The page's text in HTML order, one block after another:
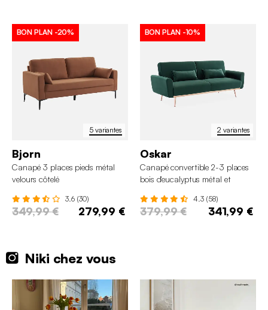
5 variantes
BON PLAN -20%
Bjorn
Canapé 3 places pieds métal
velours côtelé
3.6 (30)
349,99 € 279,99 €
2 variantes
BON PLAN -10%
Oskar
Canapé convertible 2-3 places
bois d'eucalyptus métal et
4.3 (58)
379,99 € 341,99 €
Niki chez vous